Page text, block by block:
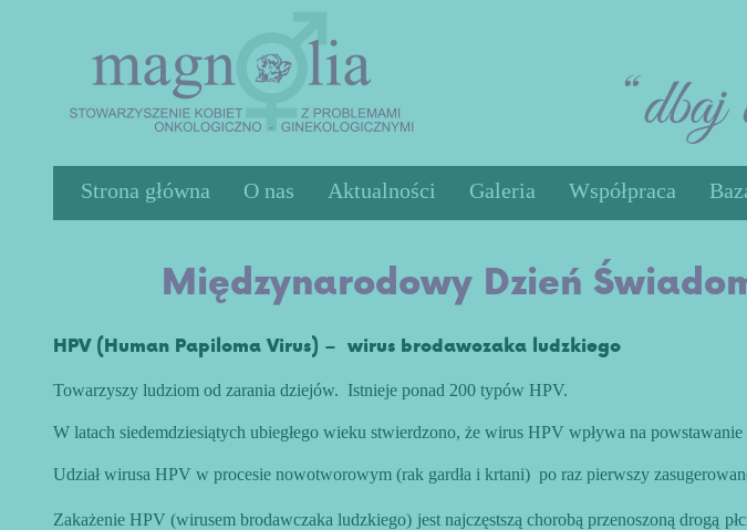
Strona główna O nas
Cele
Aktualności Galeria Współpraca
Międzynarodowy Dzień
HPV (Human Papiloma Virus) – wirus brodawczaka ludzkiego
Towarzyszy ludziom od zarania dziejów. Istnieje ponad 200 typów HPV.
W latach siedemdziesiątych ubiegłego wieku stwierdzono, że wirus HPV wpływa na
Udział wirusa HPV w procesie nowotworowym (rak gardła i krtani) po raz pierwszy
Zakażenie HPV (wirusem brodawczaka ludzkiego) jest najczęstszą chorobą przenoszoną drogą